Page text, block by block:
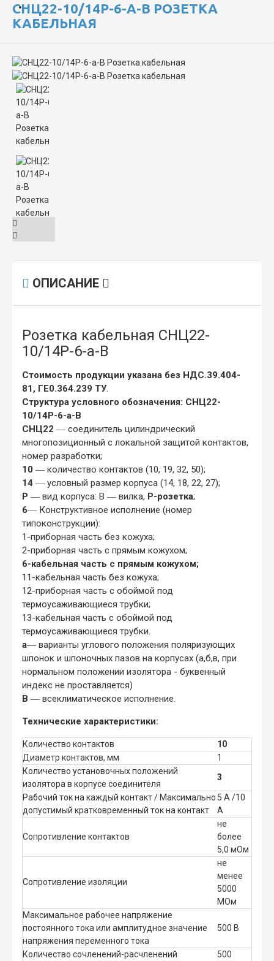
СНЦ22-10/14Р-6-А-В РОЗЕТКА
КАБЕЛЬНАЯ
ОПИСАНИЕ
Розетка кабельная СНЦ22-
10/14Р-6-а-В
Стоимость продукции указана без НДС.39.404-
81, ГЕ0.364.239 ТУ.
Структура условного обозначения: СНЦ22-
10/14Р-6-а-В
СНЦ22 ― соединитель цилиндрический
многопозиционный с локальной защитой контактов,
номер разработки;
10 ― количество контактов (10, 19, 32, 50);
14 ― условный размер корпуса (14, 18, 22, 27);
Р ― вид корпуса: В ― вилка, Р-розетка;
6― Конструктивное исполнение (номер
типоконструкции):
1-приборная часть без кожуха;
2-приборная часть с прямым кожухом;
6-кабельная часть с прямым кожухом;
11-кабельная часть без кожуха;
12-приборная часть с обоймой под
термоусаживающиеся трубки;
13-кабельная часть с обоймой под
термоусаживающиеся трубки.
а― варианты углового положения поляризующих
шпонок и шпоночных пазов на корпусах (а,б,в, при
нормальном положении изолятора - буквенный
индекс не проставляется)
В ― всеклиматическое исполнение.
Технические характеристики:
Количество контактов
10
Диаметр контактов, мм
1
Количество установочных положений
изолятора в корпусе соединителя
3
Рабочий ток на каждый контакт / Максимально
допустимый кратковременный ток на контакт
5 А /10
А
Сопротивление контактов
не
более
5,0 мОм
Сопротивление изоляции
не
менее
5000
МОм
Максимальное рабочее напряжение
постоянного тока или амплитудное значение
напряжения переменного тока
500 В
Количество сочленений-расчленений 500